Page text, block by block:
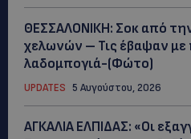
ΘΕΣΣΑΛΟΝΙΚΗ: Σοκ από
χελωνών – Τις έβαψαν με
λαδομπογιά-(Φώτο)
UPDATES 5 Αυγούστου, 2026
ΑΓΚΑΛΙΑ ΕΛΠΙΔΑΣ: «Οι